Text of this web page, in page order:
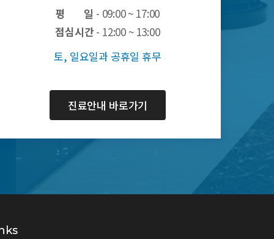
평 일 - 09:00 ~ 17:00
점심시간 - 12:00 ~ 13:00
토, 일요일과 공휴일 휴무
진료안내 바로가기